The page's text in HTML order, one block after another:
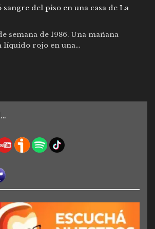
del piso en una casa de La
semana de 1986. Una mañana
rojo en una...